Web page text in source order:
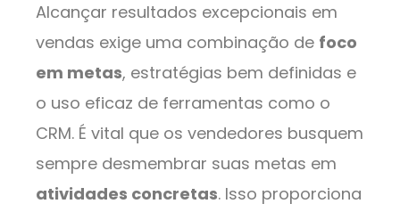
Alcançar resultados excepcionais em
vendas exige uma combinação de foco
em metas, estratégias bem definidas e
o uso eficaz de ferramentas como o
CRM. É vital que os vendedores busquem
sempre desmembrar suas metas em
atividades concretas. Isso proporciona